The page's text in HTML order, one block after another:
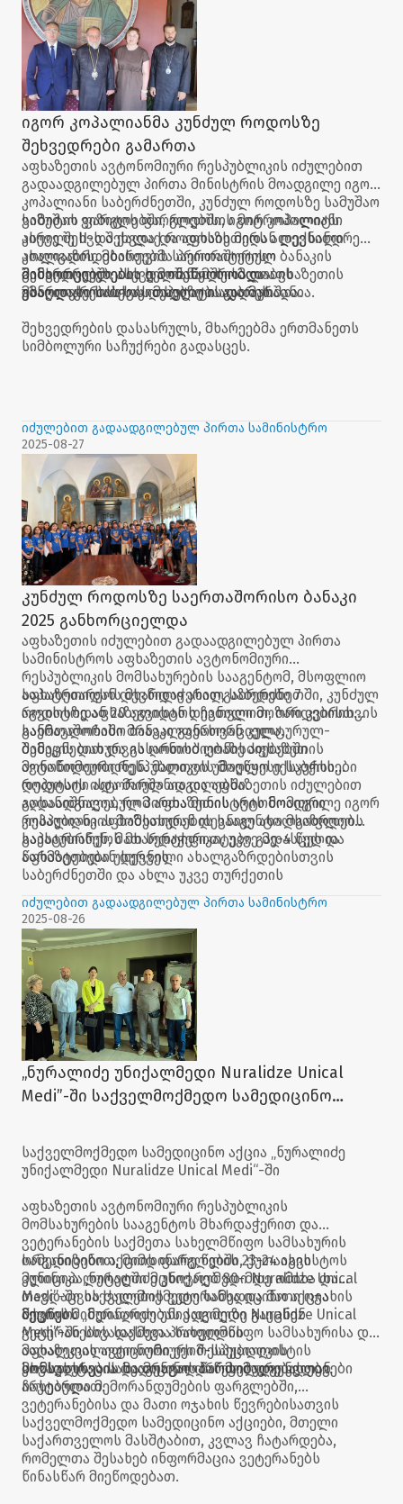
იგორ კოპალიანმა კუნძულ როდოსზე
შეხვედრები გამართა
აფხაზეთის ავტონომიური რესპუბლიკის იძულებით
გადაადგილებულ პირთა მინისტრის მოადგილე იგორ
კოპალიანი საბერძნეთში, კუნძულ როდოსზე სამუშაო
ვიზიტის ფარგლებში, როდოსის მიტროპოლიტს
კირილე II-ს შეხვდა და აფხაზეთიდან დევნილი
ახალგაზრდებისთვის საერთაშორისო ბანაკის
განხორციელების ხელშეწყობისა და
მხარდაჭერისთვის მადლობა გადაუხადა.
სამუშაო ვიზიტის ფარგლებში, იგორ კოპალიანი
ასევე შეხვდა ქალაქ როდოსის მერს ალექსანდრე
კოლიადის. მხარეებმა პრიორიტეტულ
მიმართულებებსა და თანამშრომლობის
განვითარების საკითხებზე ისაუბრეს.
შეხვედრებში ასევე მონაწილეობდა აფხაზეთის
უმაღლესი საბჭოს დეპუტატი ადა მარშანია.
შეხვედრების დასასრულს, მხარეებმა ერთმანეთს
სიმბოლური საჩუქრები გადასცეს.
იძულებით გადაადგილებულ პირთა სამინისტრო
2025-08-27
კუნძულ როდოსზე საერთაშორისო ბანაკი
2025 განხორციელდა
აფხაზეთის იძულებით გადაადგილებულ პირთა
სამინისტროს აფხაზეთის ავტონომიური
რესპუბლიკის მომსახურების სააგენტომ, მსოფლიო
საპატრიარქოს მხარდაჭერით, საბერძნეთში, კუნძულ
როდოსზე აფხაზეთიდან დევნილი მოზარდებისთვის
საერთაშორისო ბანაკი განახორციელა.
აფხაზეთიდან დევნილი ახალგაზრდები 7
აგვისტოდან 20 აგვისტოს ჩათვლით, ორი კვირის
განმავლობაში მრავალფეროვან კულტურულ-
შემეცნებით და გასართობ ღონისძიებებში
მონაწილეობდნენ. მათთვის მოეწყო ექსკურსიები
როდოსის ისტორიულ ადგილებში.
ბანაკის დახურვის ღონისძიებაზე აფხაზეთის
ავტონომიური რესპუბლიკის უმაღლესი საბჭოს
დეპუტატი ადა მარშანია და აფხაზეთის იძულებით
გადაადგილებულ პირთა მინისტრის მოადგილე იგორ
კოპალიანი აფხაზეთიდან დევნილ ახალგაზრდებს
გაესაუბრნენ, მათ სერტიფიკატები გადასცეს და
წარმატებები უსურვეს.
აღსანიშნავია, რომ აფხაზეთის ავტონომიური
რესპუბლიკის მომსახურების სააგენტო მსოფლიო
საპატრიარქოს მხარდაჭერით, უკვე მე-4 წელია
აფხაზეთიდან დევნილი ახალგაზრდებისთვის
საბერძნეთში და ახლა უკვე თურქეთის
რესპუბლიკაში საერთაშორისო ბანაკებს
ახორციელებს, სადაც მათ შესაძლებლობა აქვთ
ჩაერთონ მრავალფეროვან შემეცნებით, გასართობ
ღონისძიებებში და მოინახულონ ისტორიული
ადგილები.
იძულებით გადაადგილებულ პირთა სამინისტრო
2025-08-26
„ნურალიძე უნიქალმედი Nuralidze Unical
Medi”-ში საქველმოქმედო სამედიცინო
საქველმოქმედო სამედიცინო აქცია „ნურალიძე
უნიქალმედი Nuralidze Unical Medi“-ში
აფხაზეთის ავტონომიური რესპუბლიკის
მომსახურების სააგენტოს მხარდაჭერით და
ვეტერანების საქმეთა სახელმწიფო სამსახურის
ორგანიზებით, მიმდინარე წლის 23-24 აგვისტოს
კლინიკა „ნურალიძე უნიქალმედი Nuralidze Unical
Medi”-ში საქველმოქმედო სამედიცინო აქცია
მოეწყო.
სამედიცინო აქციის ფარგლებში, ქუთაისის
მუნიციპალიტეტში მცხოვრებ 80-მდე ომისა და
თავდაცვის ძალების ვეტერანსა და მათი ოჯახის
წევრებს „ნურალიძე უნიქალმედი Nuralidze Unical
Medi”-ში სხვადასხვა პროფილის
მაღალკვალიფიციური ექიმ-სპეციალისტის
კონსულტაცია და მრავალპროფილური კვლევები
ჩაუტარდათ.
აქციის მიმდინარეობას ადგილზე გაეცნენ
ვეტერანების საქმეთა სახელმწიფო სამსახურისა და
აფხაზეთის ავტონომიური რესპუბლიკის
მომსახურების სააგენტოს წარმომადგენლები.
სხვადასხვა სამედიცინო დაწესებულებასთან
არსებული მემორანდუმების ფარგლებში,
ვეტერანებისა და მათი ოჯახის წევრებისათვის
საქველმოქმედო სამედიცინო აქციები, მთელი
საქართველოს მასშტაბით, კვლავ ჩატარდება,
რომელთა შესახებ ინფორმაცია ვეტერანებს
წინასწარ მიეწოდებათ.